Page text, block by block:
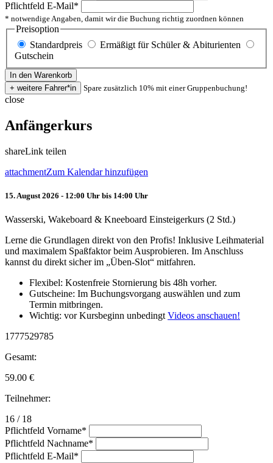
Pflichtfeld E-Mail*
* notwendige Angaben, damit wir die Buchung richtig zuordnen können
Preisoption
Standardpreis
Ermäßigt für Schüler & Abiturienten
Gutschein
Spare zusätzlich 10% mit einer Gruppenbuchung!
close
Anfängerkurs
shareLink teilen
attachmentZum Kalendar hinzufügen
15. August 2026 - 12:00 Uhr bis 14:00 Uhr
Wasserski, Wakeboard & Kneeboard Einsteigerkurs (2 Std.)
Lerne die Grundlagen direkt von den Profis! Inklusive Leihmaterial
und maximalem Spaßfaktor beim Ausprobieren. Im Anschluss
kannst du direkt sicher im „Üben-Slot“ mitfahren.
Flexibel: Kostenfreie Stornierung bis 48h vorher.
Gutscheine: Im Buchungsvorgang auswählen und zum
Termin mitbringen.
Wichtig: vor Kursbeginn unbedingt Videos anschauen!
1777529785
Gesamt:
59.00 €
Teilnehmer:
16 / 18
Pflichtfeld Vorname*
Pflichtfeld Nachname*
Pflichtfeld E-Mail*